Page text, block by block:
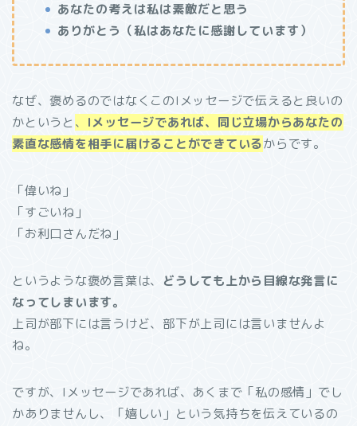
あなたの考えは私は素敵だと思う
ありがとう（私はあなたに感謝しています）
なぜ、褒めるのではなくこのIメッセージで伝えると良いの
かというと、 Iメッセージであれば、同じ立場からあなたの
素直な感情を相手に届けることができているからです。
「偉いね」
「すごいね」
「お利口さんだね」
というような褒め言葉は、 どうしても上から目線な発言に
なってしまいます。
上司が部下には言うけど、部下が上司には言いませんよ
ね。
ですが、Iメッセージであれば、あくまで「私の感情」でし
かありませんし、「嬉しい」という気持ちを伝えているの